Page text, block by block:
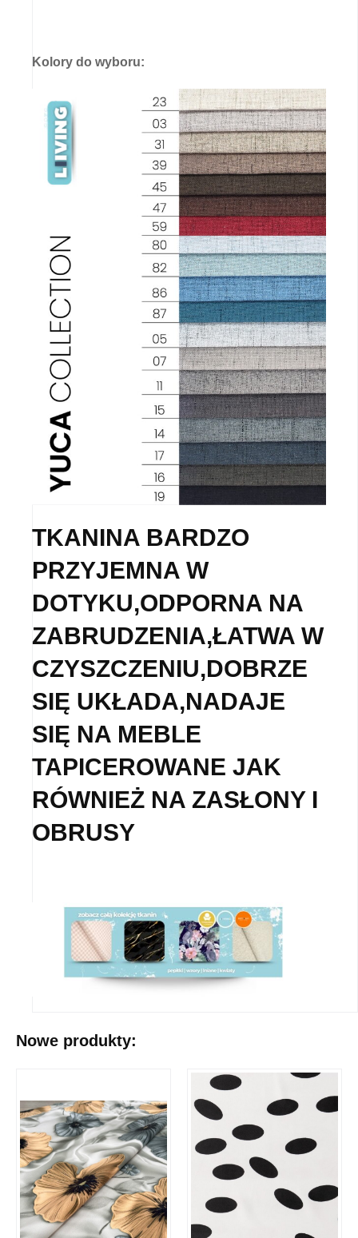
Kolory do wyboru:
TKANINA BARDZO
PRZYJEMNA W
DOTYKU,ODPORNA NA
ZABRUDZENIA,ŁATWA W
CZYSZCZENIU,DOBRZE
SIĘ UKŁADA,NADAJE
SIĘ NA MEBLE
TAPICEROWANE JAK
RÓWNIEŻ NA ZASŁONY I
OBRUSY
Nowe produkty: